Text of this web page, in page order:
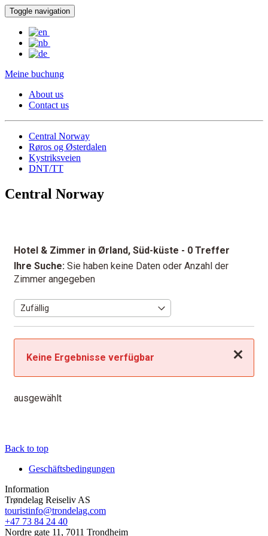
Toggle navigation
Meine buchung
About us
Contact us
Central Norway
Røros og Østerdalen
Kystriksveien
DNT/TT
Central Norway
Hotel & Zimmer in Ørland, Süd-küste - 0 Treffer
Ihre Suche: Sie haben keine Daten oder Anzahl der
Zimmer angegeben
Schließen
Keine Ergebnisse verfügbar
ausgewählt
Back to top
Geschäftsbedingungen
Information
Trøndelag Reiseliv AS
touristinfo@trondelag.com
+47 73 84 24 40
Nordre gate 11, 7011 Trondheim